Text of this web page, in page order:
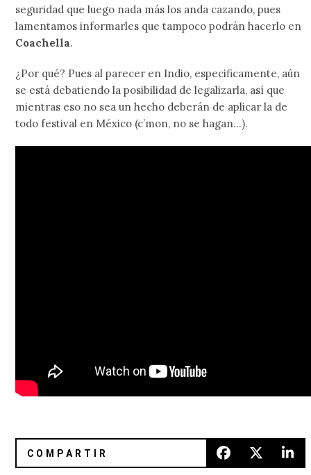
seguridad que luego nada más los anda cazando, pues
lamentamos informarles que tampoco podrán hacerlo en
Coachella.
¿Por qué? Pues al parecer en Indio, especificamente, aún
se está debatiendo la posibilidad de legalizarla, así que
mientras eso no sea un hecho deberán de aplicar la de
todo festival en México (c’mon, no se hagan…).